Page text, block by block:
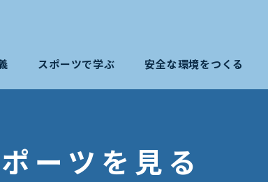
スポーツで学ぶ 安全な環境をつくる
ーツを見る